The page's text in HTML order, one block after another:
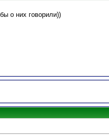
о них говорили))